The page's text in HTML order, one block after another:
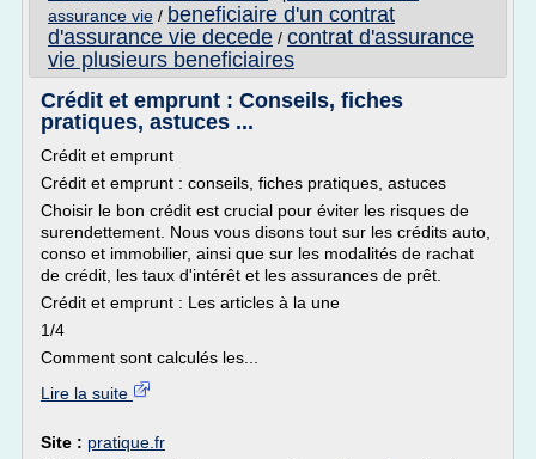
assurance vie / beneficiaire d'un contrat
d'assurance vie decede / contrat d'assurance
vie plusieurs beneficiaires
Crédit et emprunt : Conseils, fiches
pratiques, astuces ...
Crédit et emprunt
Crédit et emprunt : conseils, fiches pratiques, astuces
Choisir le bon crédit est crucial pour éviter les risques de
surendettement. Nous vous disons tout sur les crédits auto,
conso et immobilier, ainsi que sur les modalités de rachat
de crédit, les taux d'intérêt et les assurances de prêt.
Crédit et emprunt : Les articles à la une
1/4
Comment sont calculés les...
Lire la suite
Site : pratique.fr